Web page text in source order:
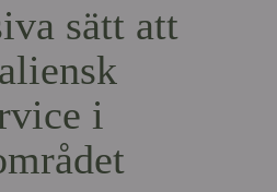
sätt att
i